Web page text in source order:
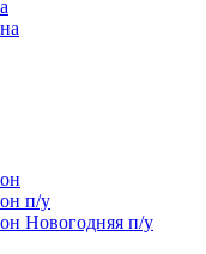
п/у
Новогодняя п/у